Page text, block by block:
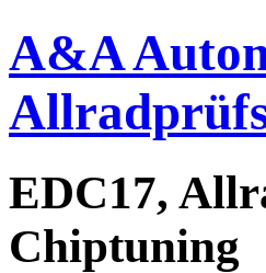
A&A
EDC17,
Chiptuning